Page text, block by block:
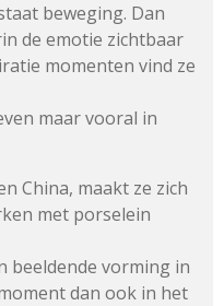
beweging. Dan
de emotie zichtbaar
momenten vind ze
maar vooral in
China, maakt ze zich
met porselein
beeldende vorming in
dan ook in het